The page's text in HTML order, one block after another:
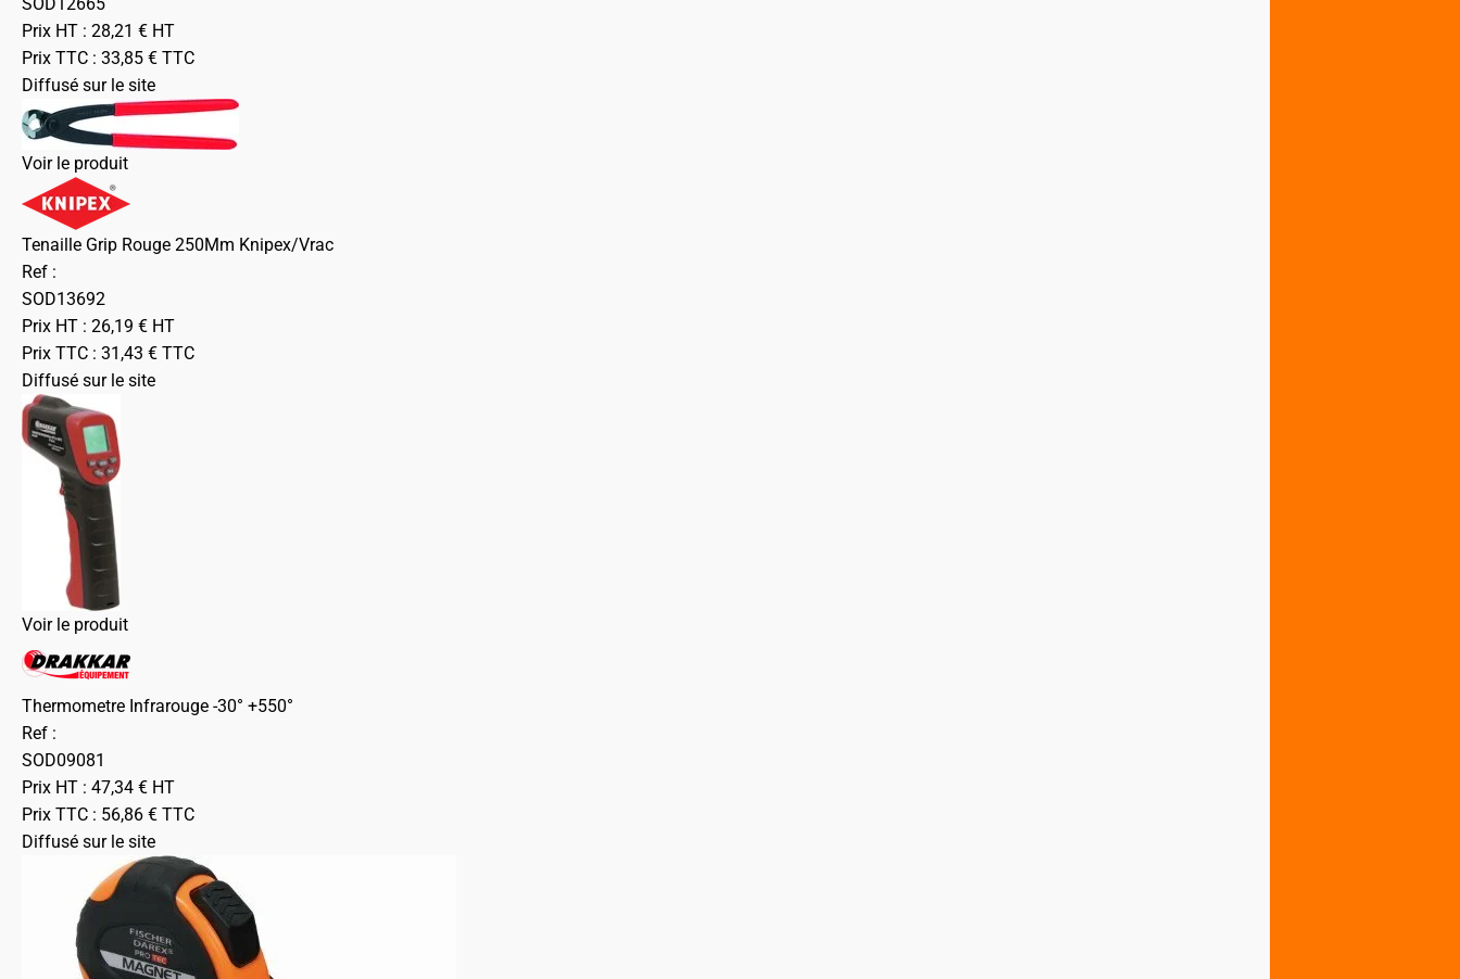
Prix HT : 28,21 € HT
Prix TTC : 33,85 € TTC
Diffusé sur le site
Voir le produit
Tenaille Grip Rouge 250Mm Knipex/Vrac
Ref :
SOD13692
Prix HT : 26,19 € HT
Prix TTC : 31,43 € TTC
Diffusé sur le site
Voir le produit
Thermometre Infrarouge -30° +550°
Ref :
SOD09081
Prix HT : 47,34 € HT
Prix TTC : 56,86 € TTC
Diffusé sur le site